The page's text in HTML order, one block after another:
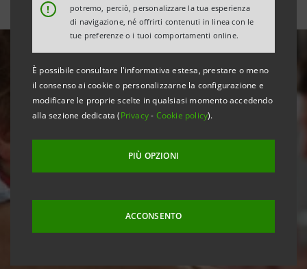
!
potremo, perciò, personalizzare la tua esperienza
di navigazione, né offrirti contenuti in linea con le
tue preferenze o i tuoi comportamenti online.
È possibile consultare l'informativa estesa, prestare o meno
il consenso ai cookie o personalizzarne la configurazione e
modificare le proprie scelte in qualsiasi momento accedendo
alla sezione dedicata (Privacy- Cookie policy).
PIÙ OPZIONI
ACCONSENTO